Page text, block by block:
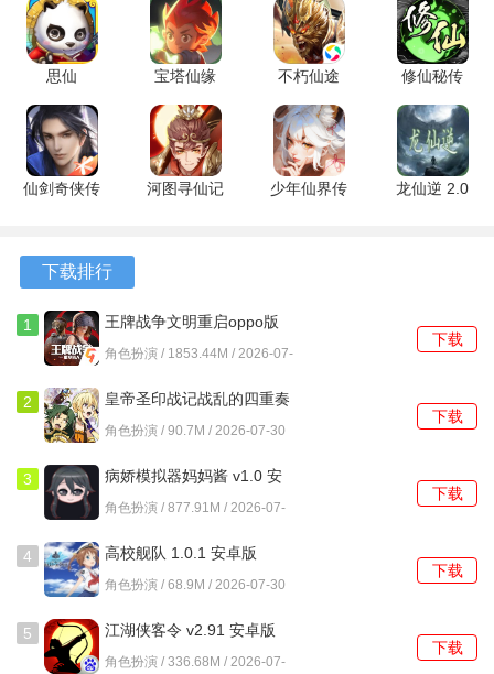
4、丰富的社交系统
玩家可以在游戏中与其他玩家互动，组建公会，参与帮派战
乐趣。
游戏玩法
将直接影响后续的游戏体验。每个职业都有独特的技能树，
玩家可以根据自己的喜好进行技能的学习和升级。随着等级
的提升，玩家会解锁更多的技能和更强大的职业能力，提升
战斗力。
副本是游戏的重要组成部分，玩家可以与好友组队挑战各种
副本，每个副本都有独特的Boss和丰富的奖励。通过团队合
升角色的实力。
心法系统为游戏增添了新的玩法，玩家可以通过收集秘籍来
提升角色的属性。每本秘籍都有不同的技能和效果，玩家需
要根据自己的需求进行选择和升级，提升战斗能力。在战斗
中合理运用心法，可以让战斗更加轻松。
飞行器的使用让玩家能够在空中进行战斗，玩家可以通过飞
思仙
1.0.0.0 安
卓版
宝塔仙缘
1.0 最新版
不朽仙途
1.0.2 安卓
版
修仙秘传
安卓版
仙剑奇侠传
河图寻仙记
少年仙界传
龙仙逆 2.0
下载排行
1
王牌战争文明重启oppo版
本 12.5 安卓版
角色扮演 / 1853.44M / 2026-07-
下载
2
皇帝圣印战记战乱的四重奏
1.0.0 安卓版
角色扮演 / 90.7M / 2026-07-30
下载
3
病娇模拟器妈妈酱 v1.0 安
卓版
角色扮演 / 877.91M / 2026-07-
下载
4 高校舰队 1.0.1 安卓版
角色扮演 / 68.9M / 2026-07-30
下载
5 江湖侠客令 v2.91 安卓版
角色扮演 / 336.68M / 2026-07-
下载